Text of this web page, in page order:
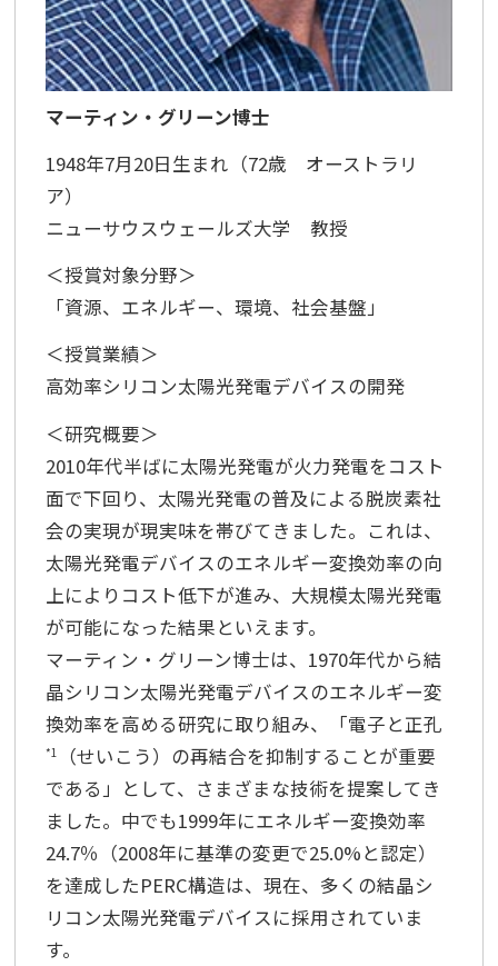
マーティン・グリーン博士
1948年7月20日生まれ（72歳 オーストラリ
ア）
ニューサウスウェールズ大学 教授
＜授賞対象分野＞
「資源、エネルギー、環境、社会基盤」
＜授賞業績＞
高効率シリコン太陽光発電デバイスの開発
＜研究概要＞
2010年代半ばに太陽光発電が火力発電をコスト
面で下回り、太陽光発電の普及による脱炭素社
会の実現が現実味を帯びてきました。これは、
太陽光発電デバイスのエネルギー変換効率の向
上によりコスト低下が進み、大規模太陽光発電
が可能になった結果といえます。
マーティン・グリーン博士は、1970年代から結
晶シリコン太陽光発電デバイスのエネルギー変
換効率を高める研究に取り組み、「電子と正孔
*1
（せいこう）の再結合を抑制することが重要
である」として、さまざまな技術を提案してき
ました。中でも1999年にエネルギー変換効率
24.7％（2008年に基準の変更で25.0%と認定）
を達成したPERC構造は、現在、多くの結晶シ
リコン太陽光発電デバイスに採用されていま
す。